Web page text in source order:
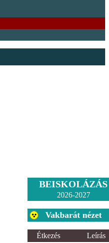
BEISKOLÁZÁS
2026-2027
Vakbarát nézet
Étkezés
Leírás